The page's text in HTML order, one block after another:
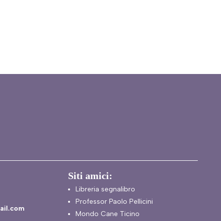
Siti amici:
Libreria segnalibro
Professor Paolo Pellicini
Mondo Cane Ticino